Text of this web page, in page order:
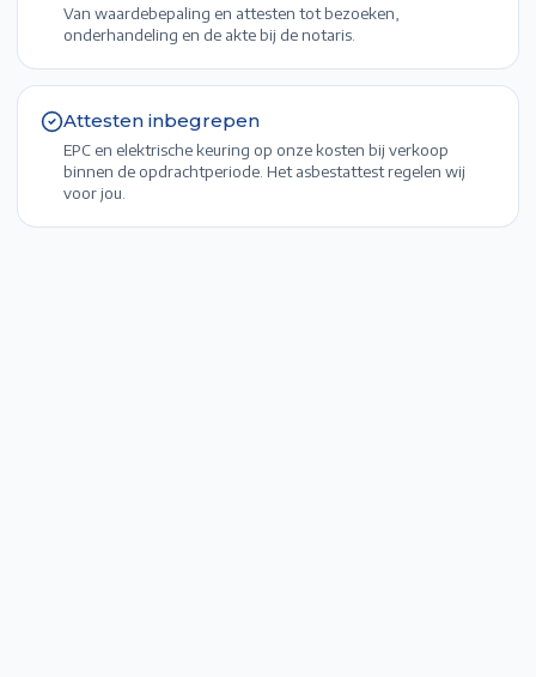
Van waardebepaling en attesten tot bezoeken,
onderhandeling en de akte bij de notaris.
Attesten inbegrepen
EPC en elektrische keuring op onze kosten bij verkoop
binnen de opdrachtperiode. Het asbestattest regelen wij
voor jou.